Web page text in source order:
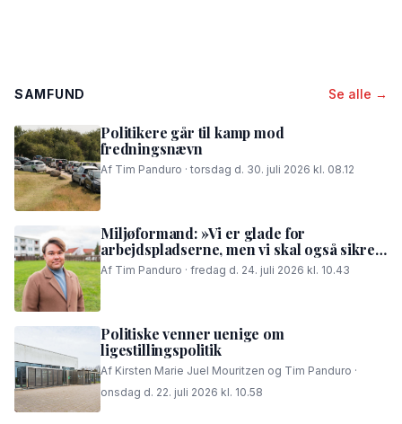
SAMFUND Se alle →
Politikere går til kamp mod
fredningsnævn
Af Tim Panduro · torsdag d. 30. juli 2026 kl. 08.12
Miljøformand: »Vi er glade for
arbejdspladserne, men vi skal også sikre,
at folk i området kan få en god nattesøvn«
Af Tim Panduro · fredag d. 24. juli 2026 kl. 10.43
Politiske venner uenige om
ligestillingspolitik
Af Kirsten Marie Juel Mouritzen og Tim Panduro ·
onsdag d. 22. juli 2026 kl. 10.58